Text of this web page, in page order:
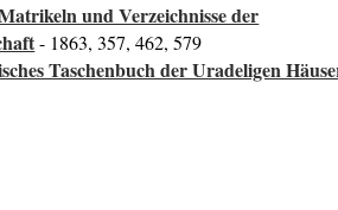
und Verzeichnisse der
- 1863, 357, 462, 579
Taschenbuch der Uradeligen